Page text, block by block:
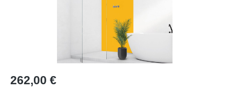
Regulärer Preis:
262,00 €